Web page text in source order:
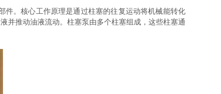
。核心工作原理是通过柱塞的往复运动将机械能转化
并推动油液流动。柱塞泵由多个柱塞组成，这些柱塞通